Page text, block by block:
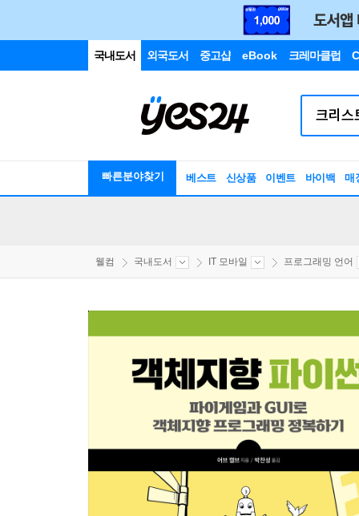
국내도서 외국도서 중고샵 eBook 크레마클럽
빠른분야찾기 베스트 신상품 이벤트 바이백 매
웰컴 국내도서 IT 모바일 프로그래밍 언어